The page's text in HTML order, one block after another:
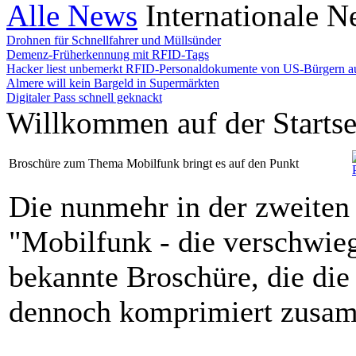
Alle News Internationale
Drohnen für Schnellfahrer und Müllsünder
Demenz-Früherkennung mit RFID-Tags
Hacker liest unbemerkt RFID-Personaldokumente von US-Bürgern
Almere will kein Bargeld in Supermärkten
Digitaler Pass schnell geknackt
Willkommen auf der
Broschüre zum Thema Mobilfunk bringt es auf den Punkt
Die nunmehr in der
"Mobilfunk - die
bekannte Broschüre, die
dennoch komprimiert